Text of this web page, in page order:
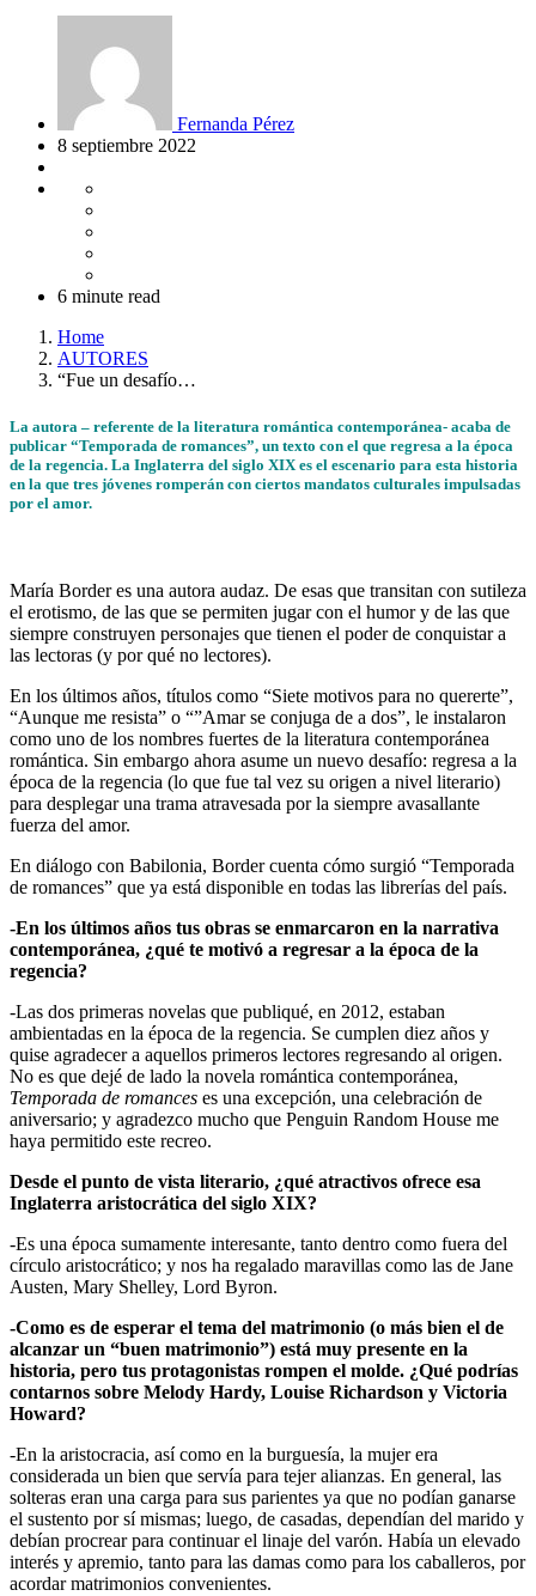
Fernanda Pérez
8 septiembre 2022
6 minute read
Home
AUTORES
“Fue un desafío…
La autora – referente de la literatura romántica contemporánea- acaba de
publicar “Temporada de romances”, un texto con el que regresa a la época
de la regencia. La Inglaterra del siglo XIX es el escenario para esta historia
en la que tres jóvenes romperán con ciertos mandatos culturales impulsadas
por el amor.
María Border es una autora audaz. De esas que transitan con sutileza
el erotismo, de las que se permiten jugar con el humor y de las que
siempre construyen personajes que tienen el poder de conquistar a
las lectoras (y por qué no lectores).
En los últimos años, títulos como “Siete motivos para no quererte”,
“Aunque me resista” o “”Amar se conjuga de a dos”, le instalaron
como uno de los nombres fuertes de la literatura contemporánea
romántica. Sin embargo ahora asume un nuevo desafío: regresa a la
época de la regencia (lo que fue tal vez su origen a nivel literario)
para desplegar una trama atravesada por la siempre avasallante
fuerza del amor.
En diálogo con Babilonia, Border cuenta cómo surgió “Temporada
de romances” que ya está disponible en todas las librerías del país.
-En los últimos años tus obras se enmarcaron en la narrativa
contemporánea, ¿qué te motivó a regresar a la época de la
regencia?
-Las dos primeras novelas que publiqué, en 2012, estaban
ambientadas en la época de la regencia. Se cumplen diez años y
quise agradecer a aquellos primeros lectores regresando al origen.
No es que dejé de lado la novela romántica contemporánea,
Temporada de romances es una excepción, una celebración de
aniversario; y agradezco mucho que Penguin Random House me
haya permitido este recreo.
Desde el punto de vista literario, ¿qué atractivos ofrece esa
Inglaterra aristocrática del siglo XIX?
-Es una época sumamente interesante, tanto dentro como fuera del
círculo aristocrático; y nos ha regalado maravillas como las de Jane
Austen, Mary Shelley, Lord Byron.
-Como es de esperar el tema del matrimonio (o más bien el de
alcanzar un “buen matrimonio”) está muy presente en la
historia, pero tus protagonistas rompen el molde. ¿Qué podrías
contarnos sobre Melody Hardy, Louise Richardson y Victoria
Howard?
-En la aristocracia, así como en la burguesía, la mujer era
considerada un bien que servía para tejer alianzas. En general, las
solteras eran una carga para sus parientes ya que no podían ganarse
el sustento por sí mismas; luego, de casadas, dependían del marido y
debían procrear para continuar el linaje del varón. Había un elevado
interés y apremio, tanto para las damas como para los caballeros, por
acordar matrimonios convenientes.